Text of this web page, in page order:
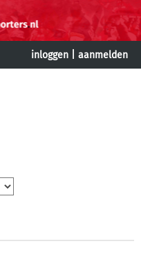
inloggen aanmelden